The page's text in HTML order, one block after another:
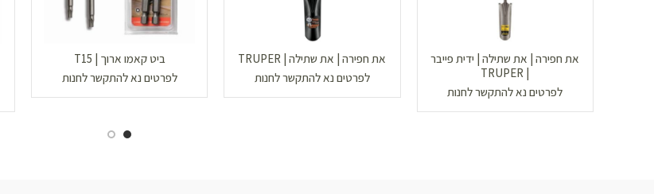
את חפירה | את שתילה | ידית פייבר
| TRUPER
לפרטים נא להתקשר לחנות
את חפירה | את שתילה | TRUPER
לפרטים נא להתקשר לחנות
ביט קאמו ארוך | T15
לפרטים נא להתקשר לחנות